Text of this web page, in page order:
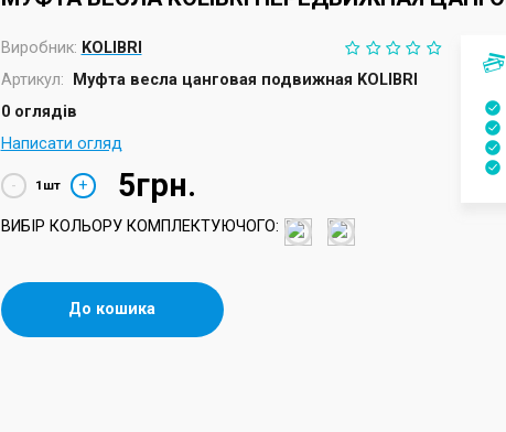
Виробник: KOLIBRI
Артикул:
Муфта весла цанговая подвижная KOLIBRI
0 оглядів
Написати огляд
- + 5грн.
ВИБІР КОЛЬОРУ КОМПЛЕКТУЮЧОГО:
До кошика